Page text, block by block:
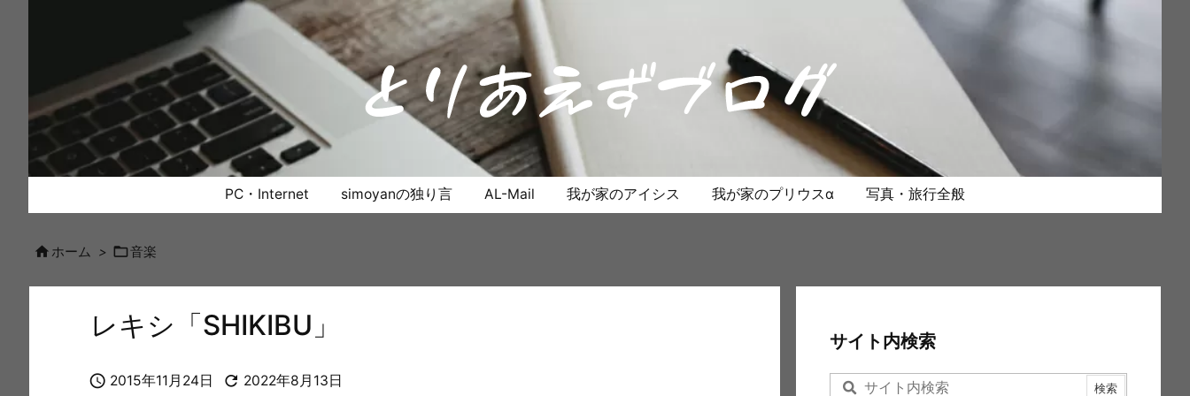
PC・Internet simoyanの独り言 AL-Mail 我が家のアイシス 我が家のプリウスα 写真・旅行全般
 ホーム > 音楽
レキシ「SHIKIBU」
 2015年11月24日  2022年8月13日
サイト内検索